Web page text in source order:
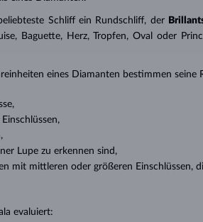
Schliff ein Rundschliff, der
Baguette, Herz, Tropfen, Oval oder
eines Diamanten bestimmen seine
Lupe zu erkennen sind,
mit mittleren oder größeren Einschlüssen,
evaluiert: